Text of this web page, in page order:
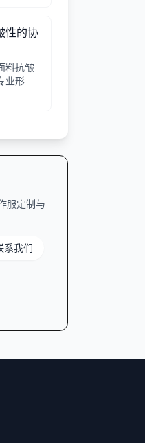
性的协
料抗皱
形象
服定制与
系我们